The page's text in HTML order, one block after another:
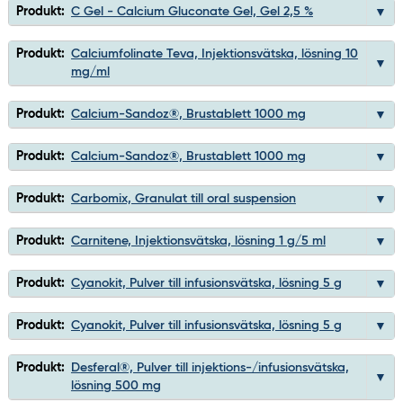
Produkt: C Gel - Calcium Gluconate Gel, Gel 2,5 %
Produkt: Calciumfolinate Teva, Injektionsvätska, lösning 10
mg/ml
Produkt: Calcium-Sandoz®, Brustablett 1000 mg
Produkt: Calcium-Sandoz®, Brustablett 1000 mg
Produkt: Carbomix, Granulat till oral suspension
Produkt: Carnitene, Injektionsvätska, lösning 1 g/5 ml
Produkt: Cyanokit, Pulver till infusionsvätska, lösning 5 g
Produkt: Cyanokit, Pulver till infusionsvätska, lösning 5 g
Produkt:
Desferal®, Pulver till injektions-/infusionsvätska,
lösning 500 mg